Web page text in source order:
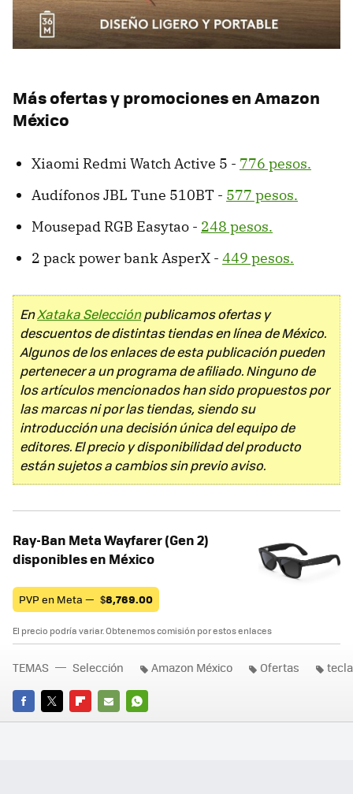
Más ofertas y promociones en Amazon
México
Xiaomi Redmi Watch Active 5 - 776 pesos.
Audífonos JBL Tune 510BT - 577 pesos.
Mousepad RGB Easytao - 248 pesos.
2 pack power bank AsperX - 449 pesos.
EnXataka Selecciónpublicamos ofertas y
descuentos de distintas tiendas en línea de México.
Algunos de los enlaces de esta publicación pueden
pertenecer a un programa de afiliado. Ninguno de
los artículos mencionados han sido propuestos por
las marcas ni por las tiendas, siendo su
introducción una decisión única del equipo de
editores. El precio y disponibilidad del producto
están sujetos a cambios sin previo aviso.
Ray-Ban Meta Wayfarer (Gen 2)
disponibles en México
PVP en Meta — $8,769.00
El precio podría variar. Obtenemos comisión por estos enlaces
FACEBOOK
TWITTERFLIPBOARD
E-
WHATSAPP
TEMAS Selección Amazon México Ofertas